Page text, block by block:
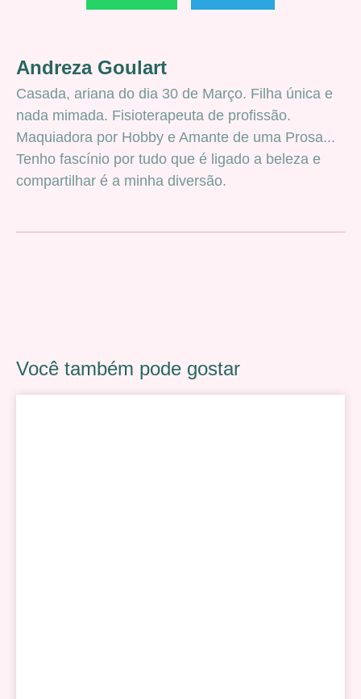
Andreza Goulart
Casada, ariana do dia 30 de Março. Filha única e
nada mimada. Fisioterapeuta de profissão.
Maquiadora por Hobby e Amante de uma Prosa...
Tenho fascínio por tudo que é ligado a beleza e
compartilhar é a minha diversão.
Você também pode gostar